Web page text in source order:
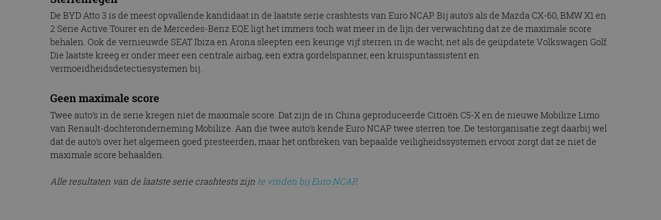
De BYD Atto 3 is de meest opvallende kandidaat in de laatste serie crashtests van Euro NCAP. Bij auto’s als de Mazda CX-60, BMW X1 en
2 Serie Active Tourer en de Mercedes-Benz EQE ligt het immers toch wat meer in de lijn der verwachting dat ze de maximale score
behalen. Ook de vernieuwde SEAT Ibiza en Arona sleepten een keurige vijf sterren in de wacht, net als de geüpdatete Volkswagen Golf.
Die laatste kreeg er onder meer een centrale airbag, een extra gordelspanner, een kruispuntassistent en
vermoeidheidsdetectiesystemen bij.
Geen maximale score
Twee auto’s in de serie kregen niet de maximale score. Dat zijn de in China geproduceerde Citroën C5-X en de nieuwe Mobilize Limo
van Renault-dochteronderneming Mobilize. Aan die twee auto’s kende Euro NCAP twee sterren toe. De testorganisatie zegt daarbij wel
dat de auto’s over het algemeen goed presteerden, maar het ontbreken van bepaalde veiligheidssystemen ervoor zorgt dat ze niet de
maximale score behaalden.
Alle resultaten van de laatste serie crashtests zijn te vinden bij Euro NCAP.